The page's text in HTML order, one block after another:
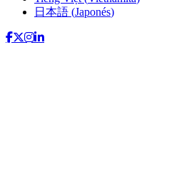
日本語 (Japonés)